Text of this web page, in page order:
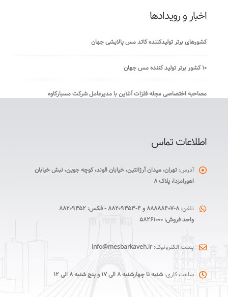
اخبار و رویدادها
کشورهای برتر تولیدکننده کاتد مس پالایشی جهان
۱۰ کشور برتر تولید کننده مس جهان
مصاحبه اختصاصی مجله فلزات آنلاین با مدیرعامل شرکت مسبارکاوه
اطلاعات تماس
آدرس: تهران، میدان آرژانتین، خیابان الوند، کوچه جوین، نبش خیابان
اهورامزدا، پلاک ۸
تلفن: ۸-۸۸۸۸۸۴۰۷ و ۴-۸۸۲۰۹۳۵۳ - فکس: ۸۸۲۰۹۳۵۲
واحد فروش: ۵۸۲۶۱۰۰۰
پست الکترونیک: info@mesbarkaveh.ir
ساعت کاری: شنبه تا چهارشنبه ۸ الی ۱۷ و پنج شنبه ۸ الی ۱۲